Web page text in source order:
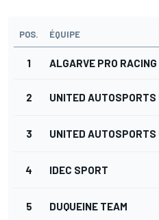
POS. ÉQUIPE
1 ALGARVE PRO
2 UNITED AUTOSPORTS
3 UNITED AUTOSPORTS
4 IDEC SPORT
5 DUQUEINE TEAM